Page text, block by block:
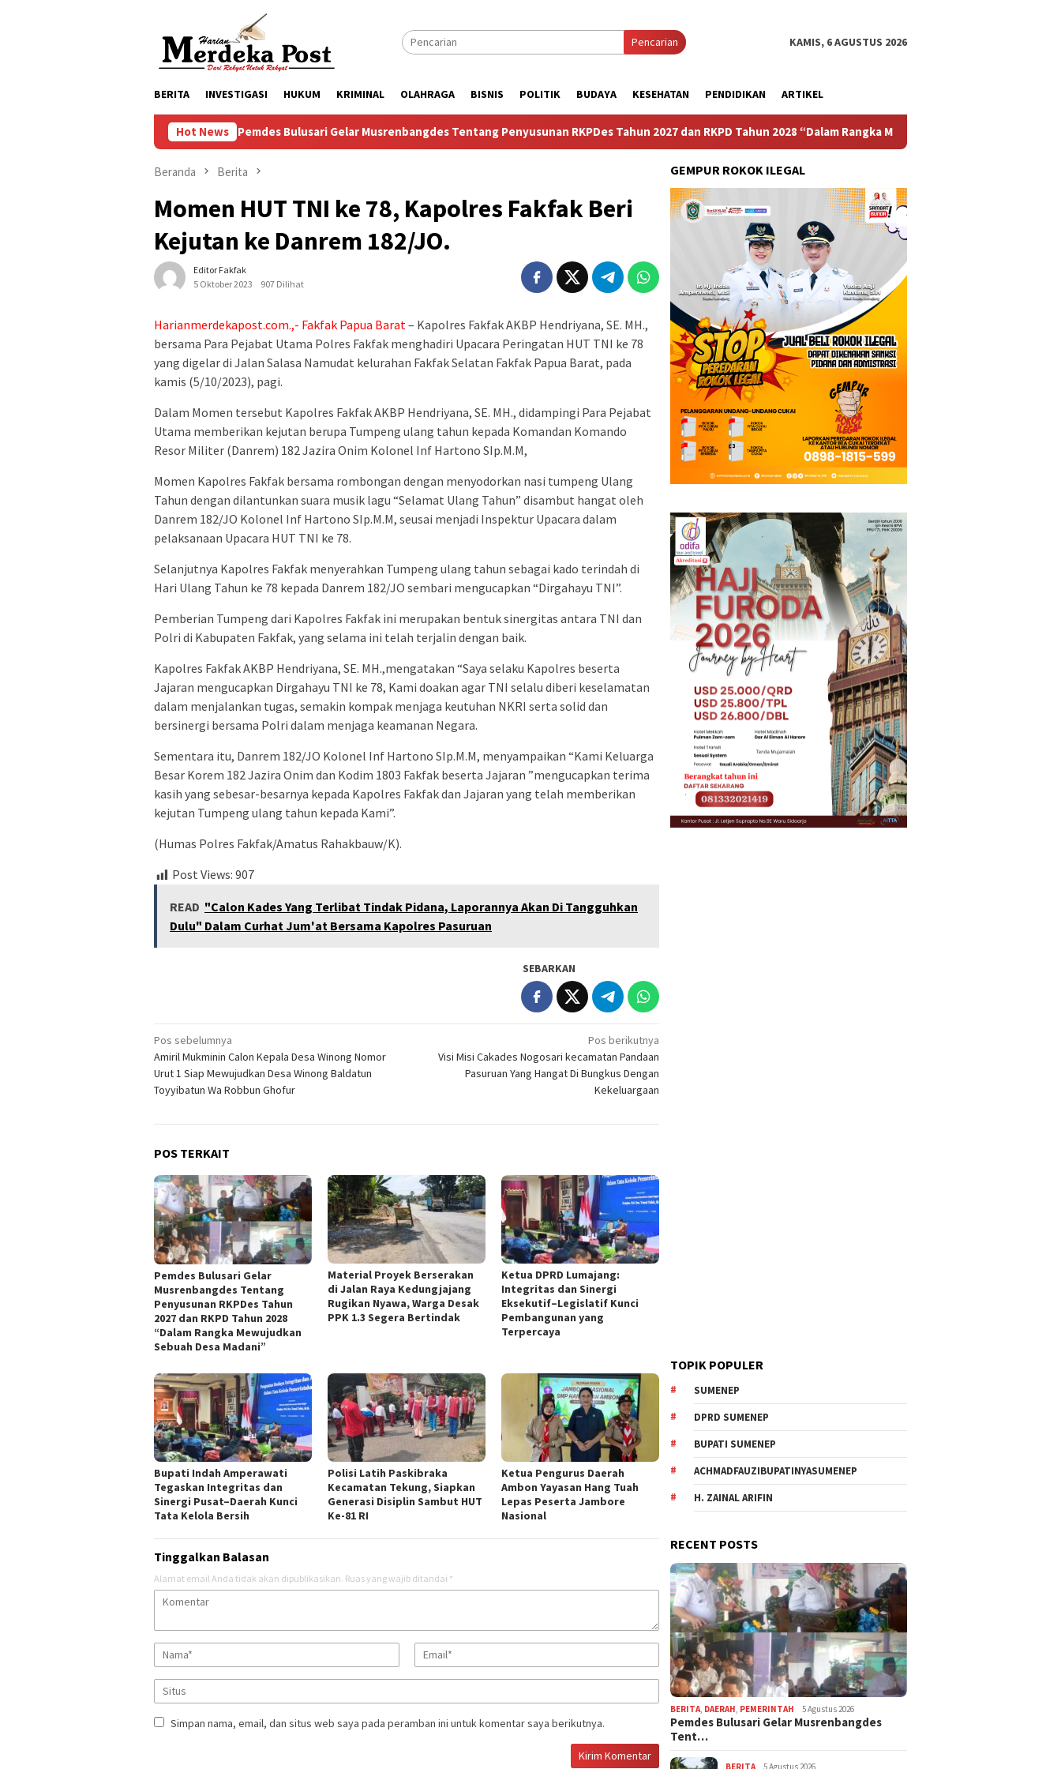
Pencarian KAMIS, 6 AGUSTUS 2026
BERITA INVESTIGASI HUKUM KRIMINAL OLAHRAGA BISNIS POLITIK BUDAYA KESEHATAN PENDIDIKAN ARTIKEL
Hot News
Pemdes Bulusari Gelar Musrenbangdes Tentang Penyusunan RKPDes Tahun 2027 dan RKPD Tahun 2028 “Dalam Rangka Mewujudkan Sebuah Desa Madani”
Beranda Berita
Momen HUT TNI ke 78, Kapolres Fakfak Beri
Kejutan ke Danrem 182/JO.
Editor Fakfak
5 Oktober 2023
907 Dilihat
Harianmerdekapost.com.,- Fakfak Papua Barat– Kapolres Fakfak AKBP Hendriyana, SE. MH.,
bersama Para Pejabat Utama Polres Fakfak menghadiri Upacara Peringatan HUT TNI ke 78
yang digelar di Jalan Salasa Namudat kelurahan Fakfak Selatan Fakfak Papua Barat, pada
kamis (5/10/2023), pagi.
Dalam Momen tersebut Kapolres Fakfak AKBP Hendriyana, SE. MH., didampingi Para Pejabat
Utama memberikan kejutan berupa Tumpeng ulang tahun kepada Komandan Komando
Resor Militer (Danrem) 182 Jazira Onim Kolonel Inf Hartono SIp.M.M,
Momen Kapolres Fakfak bersama rombongan dengan menyodorkan nasi tumpeng Ulang
Tahun dengan dilantunkan suara musik lagu “Selamat Ulang Tahun” disambut hangat oleh
Danrem 182/JO Kolonel Inf Hartono SIp.M.M, seusai menjadi Inspektur Upacara dalam
pelaksanaan Upacara HUT TNI ke 78.
Selanjutnya Kapolres Fakfak menyerahkan Tumpeng ulang tahun sebagai kado terindah di
Hari Ulang Tahun ke 78 kepada Danrem 182/JO sembari mengucapkan “Dirgahayu TNI”.
Pemberian Tumpeng dari Kapolres Fakfak ini merupakan bentuk sinergitas antara TNI dan
Polri di Kabupaten Fakfak, yang selama ini telah terjalin dengan baik.
Kapolres Fakfak AKBP Hendriyana, SE. MH.,mengatakan “Saya selaku Kapolres beserta
Jajaran mengucapkan Dirgahayu TNI ke 78, Kami doakan agar TNI selalu diberi keselamatan
dalam menjalankan tugas, semakin kompak menjaga keutuhan NKRI serta solid dan
bersinergi bersama Polri dalam menjaga keamanan Negara.
Sementara itu, Danrem 182/JO Kolonel Inf Hartono SIp.M.M, menyampaikan “Kami Keluarga
Besar Korem 182 Jazira Onim dan Kodim 1803 Fakfak beserta Jajaran ”mengucapkan terima
kasih yang sebesar-besarnya kepada Kapolres Fakfak dan Jajaran yang telah memberikan
kejutan Tumpeng ulang tahun kepada Kami”.
(Humas Polres Fakfak/Amatus Rahakbauw/K).
Post Views: 907
READ "Calon Kades Yang Terlibat Tindak Pidana, Laporannya Akan Di Tangguhkan
Dulu" Dalam Curhat Jum'at Bersama Kapolres Pasuruan
SEBARKAN
Navigasi
pos
Pos sebelumnya
Amiril Mukminin Calon Kepala Desa Winong Nomor
Urut 1 Siap Mewujudkan Desa Winong Baldatun
Toyyibatun Wa Robbun Ghofur
Pos berikutnya
Visi Misi Cakades Nogosari kecamatan Pandaan
Pasuruan Yang Hangat Di Bungkus Dengan
Kekeluargaan
POS TERKAIT
Pemdes Bulusari Gelar
Musrenbangdes Tentang
Penyusunan RKPDes Tahun
2027 dan RKPD Tahun 2028
“Dalam Rangka Mewujudkan
Sebuah Desa Madani”
Material Proyek Berserakan
di Jalan Raya Kedungjajang
Rugikan Nyawa, Warga Desak
PPK 1.3 Segera Bertindak
Ketua DPRD Lumajang:
Integritas dan Sinergi
Eksekutif–Legislatif Kunci
Pembangunan yang
Terpercaya
Bupati Indah Amperawati
Tegaskan Integritas dan
Sinergi Pusat–Daerah Kunci
Tata Kelola Bersih
Polisi Latih Paskibraka
Kecamatan Tekung, Siapkan
Generasi Disiplin Sambut HUT
Ke-81 RI
Ketua Pengurus Daerah
Ambon Yayasan Hang Tuah
Lepas Peserta Jambore
Nasional
Tinggalkan Balasan
Alamat email Anda tidak akan dipublikasikan. Ruas yang wajib ditandai *
Simpan nama, email, dan situs web saya pada peramban ini untuk komentar saya berikutnya.
GEMPUR ROKOK ILEGAL
TOPIK POPULER
SUMENEP
DPRD SUMENEP
BUPATI SUMENEP
ACHMADFAUZIBUPATINYASUMENEP
H. ZAINAL ARIFIN
RECENT POSTS
BERITA, DAERAH, PEMERINTAH 5 Agustus 2026
Pemdes Bulusari Gelar Musrenbangdes
Tent…
BERITA 5 Agustus 2026